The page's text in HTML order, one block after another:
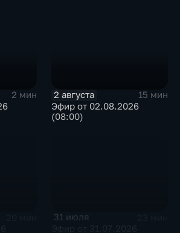
2 мин
2 августа
15 мин
Эфир от 02.08.2026
(08:00)
31 июля